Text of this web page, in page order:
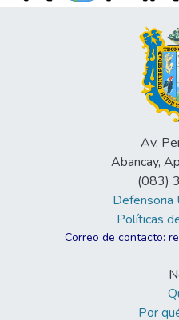
Av.
Abancay,
(083)
Defensoria
Políticas
Correo de contacto:
Por